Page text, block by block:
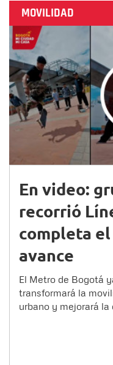
MOVILIDAD
En video:
recorrió
completa el
avance
El Metro de Bogotá
transformará la
urbano y mejorará